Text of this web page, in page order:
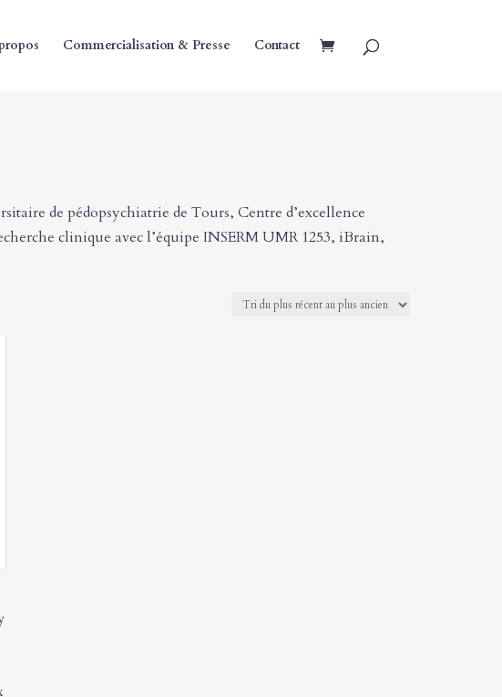
Commercialisation & Presse Contact
de pédopsychiatrie de Tours, Centre d’excellence
clinique avec l’équipe INSERM UMR 1253, iBrain,